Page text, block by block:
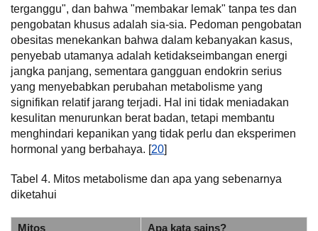
terganggu", dan bahwa "membakar lemak" tanpa tes dan
pengobatan khusus adalah sia-sia. Pedoman pengobatan
obesitas menekankan bahwa dalam kebanyakan kasus,
penyebab utamanya adalah ketidakseimbangan energi
jangka panjang, sementara gangguan endokrin serius
yang menyebabkan perubahan metabolisme yang
signifikan relatif jarang terjadi. Hal ini tidak meniadakan
kesulitan menurunkan berat badan, tetapi membantu
menghindari kepanikan yang tidak perlu dan eksperimen
hormonal yang berbahaya. [20]
Tabel 4. Mitos metabolisme dan apa yang sebenarnya
diketahui
Mitos Apa kata sains?